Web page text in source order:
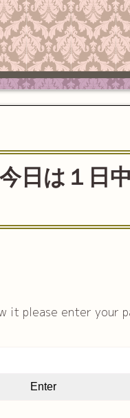
今日は１日
it please enter your